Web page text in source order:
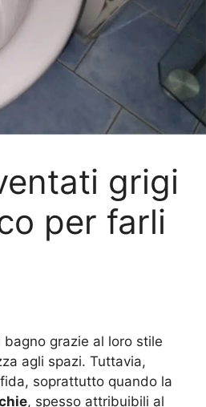
grigi
per farli
grazie al loro stile
agli spazi. Tuttavia,
soprattutto quando la
, spesso attribuibili al